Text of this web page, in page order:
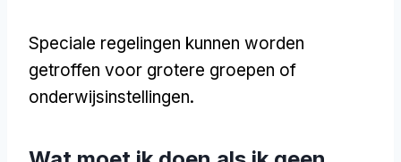
Speciale regelingen kunnen worden
getroffen voor grotere groepen of
onderwijsinstellingen.